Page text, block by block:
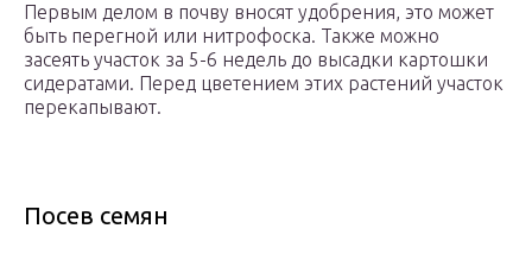
Первым делом в почву вносят удобрения, это может
быть перегной или нитрофоска. Также можно
засеять участок за 5-6 недель до высадки картошки
сидератами. Перед цветением этих растений участок
перекапывают.
Посев семян